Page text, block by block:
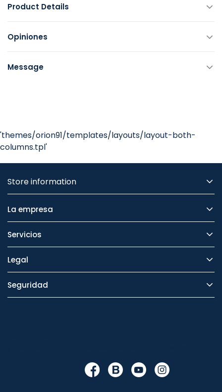
Product Details
Opiniones
Message
'themes/orion91/templates/layouts/layout-both-
columns.tpl'
Store information
La empresa
Servicios
Legal
Seguridad